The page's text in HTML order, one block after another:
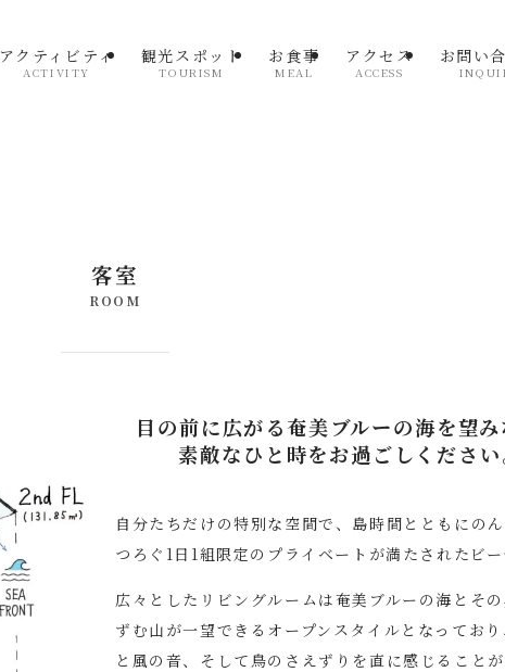
アクティビティ
ACTIVITY
観光スポット
TOURISM
お食事
MEAL
アクセス
ACCESS
お問い
客室
ROOM
目の前に広がる奄美ブルーの海を望み
素敵なひと時をお過ごしください
自分たちだけの特別な空間で、島時間とともにの
つろぐ1日1組限定のプライベートが満たされたビー
広々としたリビングルームは奄美ブルーの海とそ
ずむ山が一望できるオープンスタイルとなってお
と風の音、そして鳥のさえずりを直に感じること